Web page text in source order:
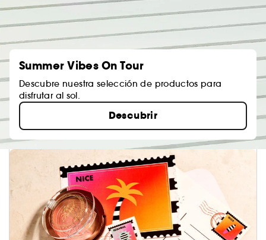
Summer Vibes On Tour
Descubre nuestra selección de productos para
disfrutar al sol.
Descubrir